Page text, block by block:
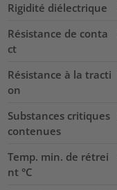
Rigidité diélectrique
Résistance de conta
ct
Résistance à la tracti
on
Substances critiques
contenues
Temp. min. de rétrei
nt °C